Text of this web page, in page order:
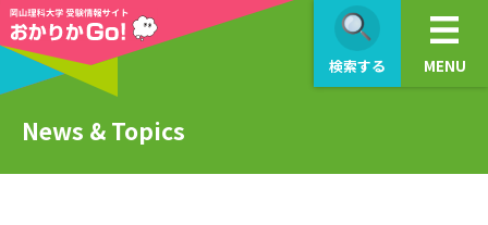
検索する MENU
News & Topics